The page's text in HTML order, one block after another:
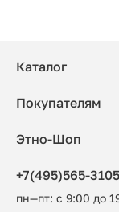
Каталог
Покупателям
Этно-Шоп
+7(495)565-3105
пн—пт: с 9:00 до